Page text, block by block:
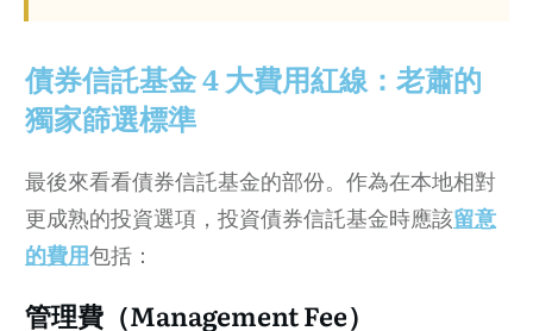
債券信託基金 4 大費用紅線：老蕭的
獨家篩選標準
最後來看看債券信託基金的部份。作為在本地相對
更成熟的投資選項，投資債券信託基金時應該留意
的費用包括：
管理費（Management Fee）